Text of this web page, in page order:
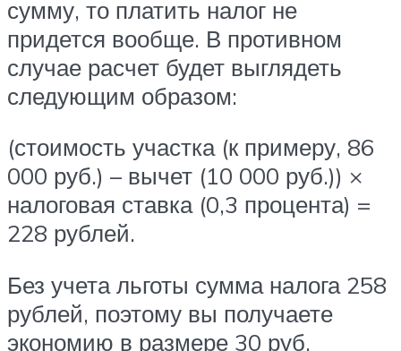
сумму, то платить налог не
придется вообще. В противном
случае расчет будет выглядеть
следующим образом:
(стоимость участка (к примеру, 86
000 руб.) – вычет (10 000 руб.)) ×
налоговая ставка (0,3 процента) =
228 рублей.
Без учета льготы сумма налога 258
рублей, поэтому вы получаете
экономию в размере 30 руб.